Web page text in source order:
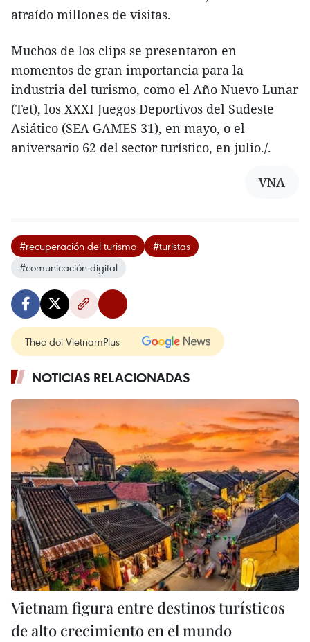
atraído millones de visitas.
Muchos de los clips se presentaron en
momentos de gran importancia para la
industria del turismo, como el Año Nuevo Lunar
(Tet), los XXXI Juegos Deportivos del Sudeste
Asiático (SEA GAMES 31), en mayo, o el
aniversario 62 del sector turístico, en julio./.
VNA
#recuperación del turismo
#turistas
#comunicación digital
Theo dõi VietnamPlus
NOTICIAS RELACIONADAS
Vietnam figura entre destinos turísticos
de alto crecimiento en el mundo